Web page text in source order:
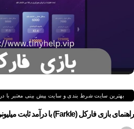
بهترین سایت شرط بندی و سایت پیش بینی معتبر با
راهنمای بازی فارکل (Farkle) با درآمد ثابت میلیونی